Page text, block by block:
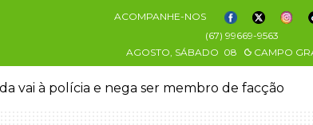
ACOMPANHE-NOS
(67) 99669-9563
AGOSTO, SÁBADO 08 CAMPO
vai à polícia e nega ser membro de facção